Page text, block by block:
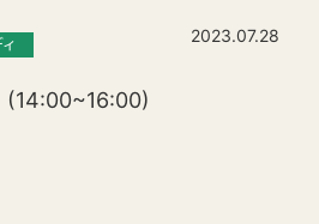
2023.07.28
(14:00~16:00)